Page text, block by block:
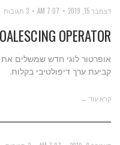
דצמבר 15, 2019 7:07 AM 3 תגובות
OPERATOR
אופרטור לוגי חדש שמשלים
קביעת ערך דיפולטיבי בקלות.
קרא עוד ←